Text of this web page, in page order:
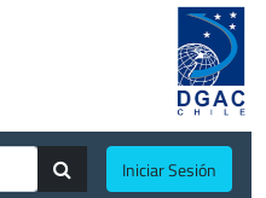
Iniciar Sesión